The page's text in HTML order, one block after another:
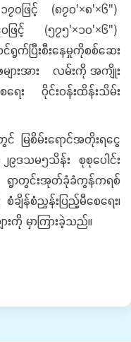
၀ဖြင့် (၈၇၀'×၈'×၆")
ဖြင့် (၅၇၅'×၁၀'×၆")
က်ပြီးစီးနေမှုကိုစစ်ဆေး
ျားအား လမ်းကို အကျိုး
း ဝိုင်းဝန်းထိန်းသိမ်း
စိမ်းရောင်အတိုးရငွေ
ဒသမ၅သိန်း စုစုပေါင်း
ရွာတွင်းအုတ်ခုံခံကွန်ကရစ်
ျိန်စံညွှန်းပြည့်မီစေရေး၊
းကို မှာကြားခဲ့သည်။